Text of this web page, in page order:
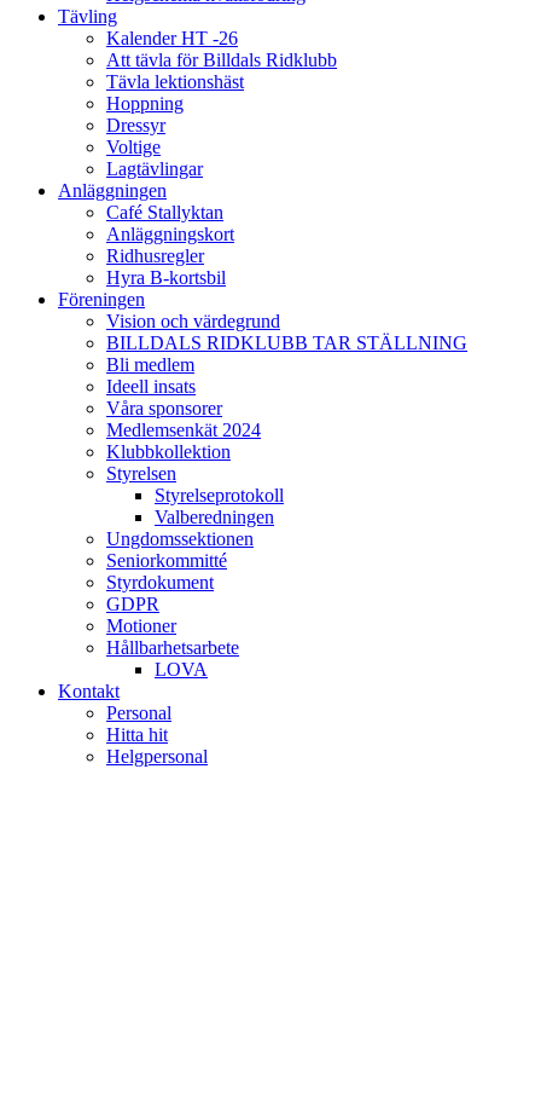
Tävling
Kalender HT -26
Att tävla för Billdals Ridklubb
Tävla lektionshäst
Hoppning
Dressyr
Voltige
Lagtävlingar
Anläggningen
Café Stallyktan
Anläggningskort
Ridhusregler
Hyra B-kortsbil
Föreningen
Vision och värdegrund
BILLDALS RIDKLUBB TAR STÄLLNING
Bli medlem
Ideell insats
Våra sponsorer
Medlemsenkät 2024
Klubbkollektion
Styrelsen
Styrelseprotokoll
Valberedningen
Ungdomssektionen
Seniorkommitté
Styrdokument
GDPR
Motioner
Hållbarhetsarbete
LOVA
Kontakt
Personal
Hitta hit
Helgpersonal